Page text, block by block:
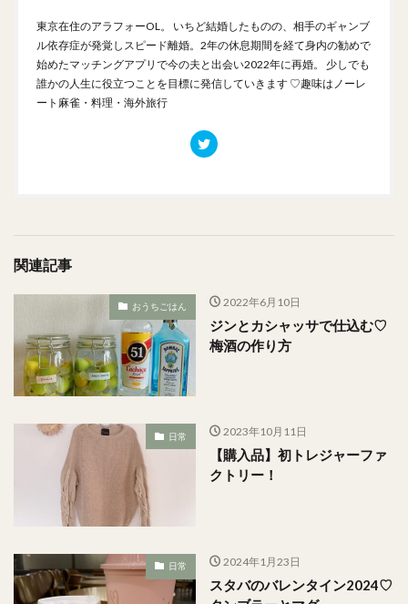
東京在住のアラフォーOL。 いちど結婚したものの、相手のギャンブ
ル依存症が発覚しスピード離婚。2年の休息期間を経て身内の勧めで
始めたマッチングアプリで今の夫と出会い2022年に再婚。 少しでも
誰かの人生に役立つことを目標に発信していきます ♡趣味はノーレ
ート麻雀・料理・海外旅行
関連記事
おうちごはん 2022年6月10日
ジンとカシャッサで仕込む♡
梅酒の作り方
日常 2023年10月11日
【購入品】初トレジャーファ
クトリー！
日常 2024年1月23日
スタバのバレンタイン2024♡